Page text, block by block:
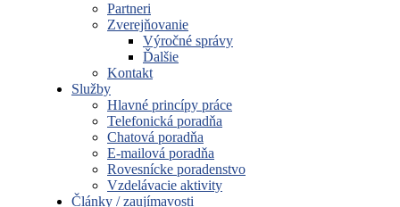
Partneri
Zverejňovanie
Výročné správy
Ďalšie
Kontakt
Služby
Hlavné princípy práce
Telefonická poradňa
Chatová poradňa
E-mailová poradňa
Rovesnícke poradenstvo
Vzdelávacie aktivity
Články / zaujímavosti